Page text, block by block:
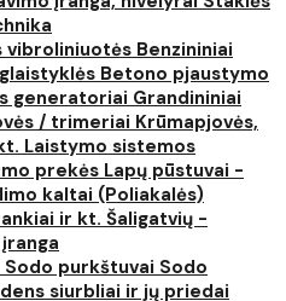
vibroliniuotės Benzininiai
Betono pjaustymo
generatoriai Grandininiai
/ trimeriai Krūmapjovės,
Laistymo sistemos
prekės Lapų pūstuvai -
kaltai (Poliakalės)
ir kt. Šaligatvių -
Sodo purkštuvai Sodo
siurbliai ir jų priedai